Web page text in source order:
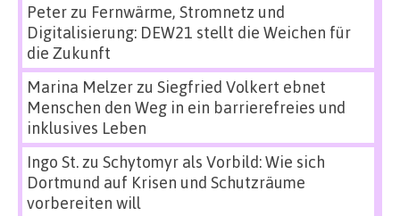
Peterzu Fernwärme, Stromnetz und
Digitalisierung: DEW21 stellt die Weichen für
die Zukunft
Marina Melzerzu Siegfried Volkert ebnet
Menschen den Weg in ein barrierefreies und
inklusives Leben
Ingo St.zu Schytomyr als Vorbild: Wie sich
Dortmund auf Krisen und Schutzräume
vorbereiten will